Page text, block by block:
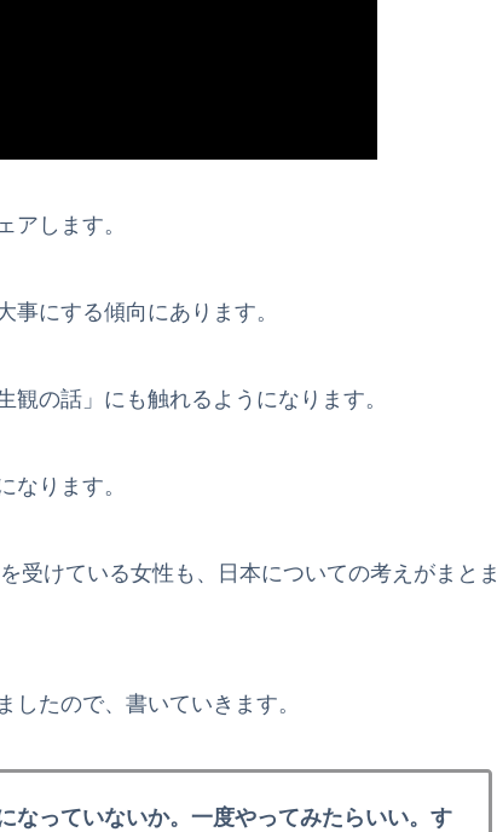
アします。
事にする傾向にあります。
の話」にも触れるようになります。
なります。
受けている女性も、日本についての考えがまとま
たので、書いていきます。
なっていないか。一度やってみたらいい。す